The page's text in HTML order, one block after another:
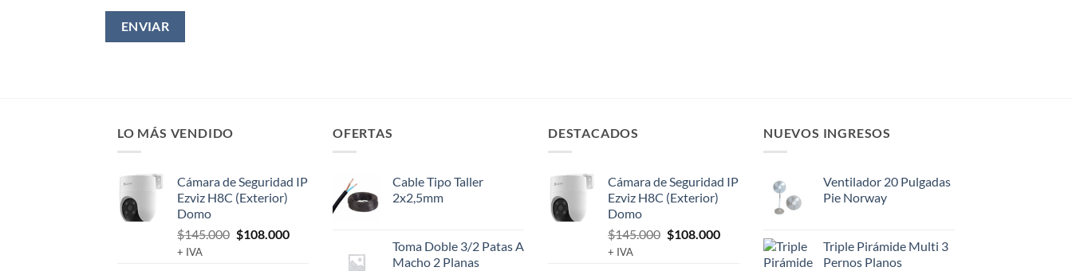
LO MÁS VENDIDO
Cámara de Seguridad IP
Ezviz H8C (Exterior)
Domo
$145.000 El
$108.000El
+ IVA
OFERTAS
Cable Tipo Taller
2x2,5mm
Toma Doble 3/2 Patas A
Macho 2 Planas
DESTACADOS
Cámara de Seguridad IP
Ezviz H8C (Exterior)
Domo
$145.000 El
$108.000El
+ IVA
NUEVOS INGRESOS
Ventilador 20 Pulgadas
Pie Norway
Triple Pirámide Multi 3
Pernos Planos